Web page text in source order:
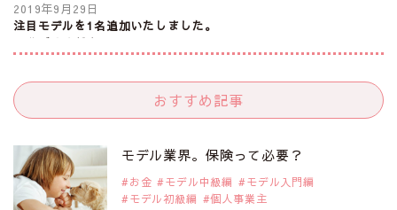
2019年9月29日
注目モデルを1名追加いたしました。
是非ご覧ください。
2019年9月29日
是非ご覧ください。
注目モデル 松川 来海さん
おすすめ記事
モデル業界。保険って必要？
お金 モデル中級編
モデル入門編
モデル初級編
個人事業主